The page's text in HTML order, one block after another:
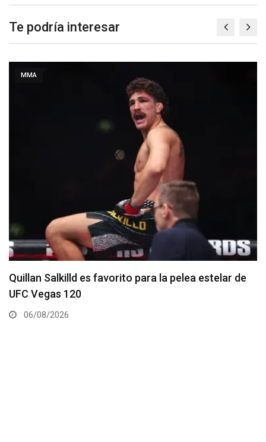
Te podría interesar
MMA
Se anuncia la cartelera completa del UFC 331
06/08/2026